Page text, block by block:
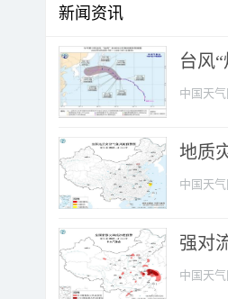
新闻资讯
台风
中国天气
地质
中国天气
强对
中国天气